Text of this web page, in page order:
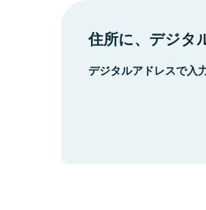
住所に、デジタ
デジタルアドレスで入